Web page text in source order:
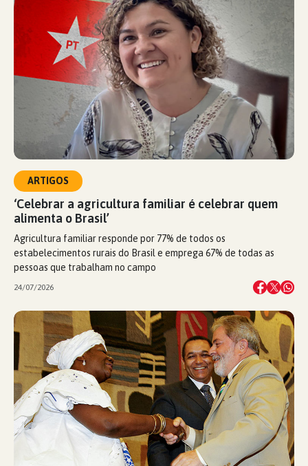
ARTIGOS
‘Celebrar a agricultura familiar é celebrar quem
alimenta o Brasil’
Agricultura familiar responde por 77% de todos os
estabelecimentos rurais do Brasil e emprega 67% de todas as
pessoas que trabalham no campo
24/07/2026